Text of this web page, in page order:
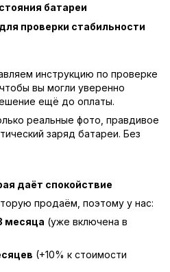
батареи
проверки стабильности
инструкцию по проверке
вы могли уверенно
ещё до оплаты.
реальные фото, правдивое
заряд батареи. Без
даёт спокойствие
продаём, поэтому у нас:
месяца (уже включена в
(+10% к стоимости